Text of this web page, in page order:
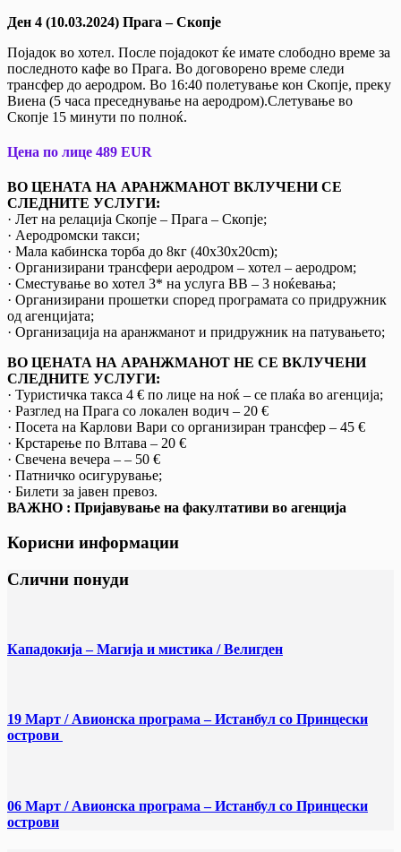
Ден 4 (10.03.2024) Прага – Скопје
Појадок во хотел. После појадокот ќе имате слободно време за
последното кафе во Прага. Во договорено време следи
трансфер до аеродром. Во 16:40 полетување кон Скопје, преку
Виена (5 часа преседнување на аеродром).Слетување во
Скопје 15 минути по полноќ.
Цена по лице 489 EUR
ВО ЦЕНАТА НА АРАНЖМАНОТ ВКЛУЧЕНИ СЕ
СЛЕДНИТЕ УСЛУГИ:
· Лет на релација Скопје – Прага – Скопје;
· Аеродромски такси;
· Мала кабинска торба до 8кг (40x30x20cm);
· Организирани трансфери аеродром – хотел – аеродром;
· Сместување во хотел 3* на услуга BB – 3 ноќевања;
· Организирани прошетки според програмата со придружник
од агенцијата;
· Организација на аранжманот и придружник на патувањето;
ВО ЦЕНАТА НА АРАНЖМАНОТ НЕ СЕ ВКЛУЧЕНИ
СЛЕДНИТЕ УСЛУГИ:
· Туристичка такса 4 € по лице на ноќ – се плаќа во агенција;
· Разглед на Прага со локален водич – 20 €
· Посета на Карлови Вари со организиран трансфер – 45 €
· Крстарење по Влтава – 20 €
· Свечена вечера – – 50 €
· Патничко осигурување;
· Билети за јавен превоз.
ВАЖНО : Пријавување на факултативи во агенција
Корисни информации
Слични понуди
Кападокија – Магија и мистика / Велигден
19 Март / Aвионска програма – Истанбул со Принцески
острови
06 Март / Aвионска програма – Истанбул со Принцески
острови